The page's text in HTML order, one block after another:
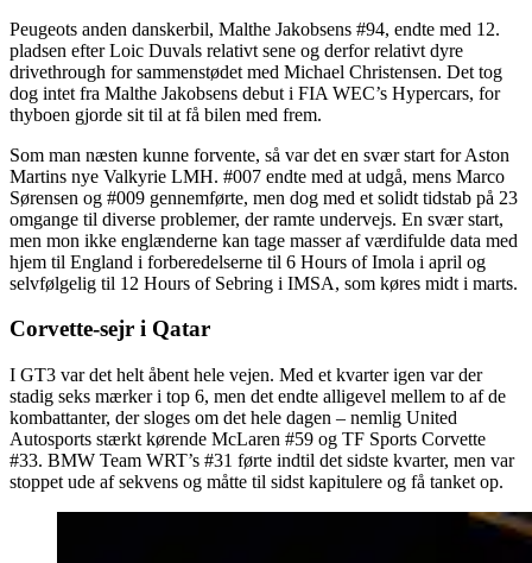
Peugeots anden danskerbil, Malthe Jakobsens #94, endte med 12.
pladsen efter Loic Duvals relativt sene og derfor relativt dyre
drivethrough for sammenstødet med Michael Christensen. Det tog
dog intet fra Malthe Jakobsens debut i FIA WEC’s Hypercars, for
thyboen gjorde sit til at få bilen med frem.
Som man næsten kunne forvente, så var det en svær start for Aston
Martins nye Valkyrie LMH. #007 endte med at udgå, mens Marco
Sørensen og #009 gennemførte, men dog med et solidt tidstab på 23
omgange til diverse problemer, der ramte undervejs. En svær start,
men mon ikke englænderne kan tage masser af værdifulde data med
hjem til England i forberedelserne til 6 Hours of Imola i april og
selvfølgelig til 12 Hours of Sebring i IMSA, som køres midt i marts.
Corvette-sejr i Qatar
I GT3 var det helt åbent hele vejen. Med et kvarter igen var der
stadig seks mærker i top 6, men det endte alligevel mellem to af de
kombattanter, der sloges om det hele dagen – nemlig United
Autosports stærkt kørende McLaren #59 og TF Sports Corvette
#33. BMW Team WRT’s #31 førte indtil det sidste kvarter, men var
stoppet ude af sekvens og måtte til sidst kapitulere og få tanket op.